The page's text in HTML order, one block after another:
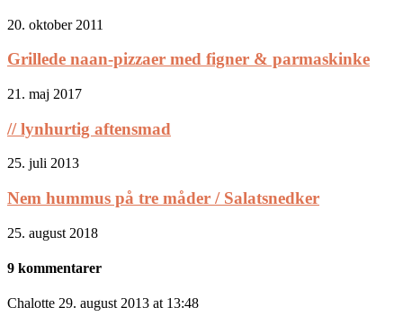
20. oktober 2011
Grillede naan-pizzaer med figner & parmaskinke
21. maj 2017
// lynhurtig aftensmad
25. juli 2013
Nem hummus på tre måder / Salatsnedker
25. august 2018
9 kommentarer
Chalotte 29. august 2013 at 13:48